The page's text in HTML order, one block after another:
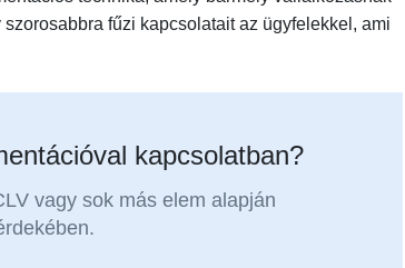
fűzi kapcsolatait az ügyfelekkel, ami
kapcsolatban?
vagy sok más elem alapján